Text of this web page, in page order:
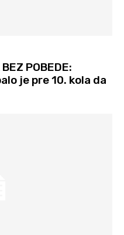
POBEDE:
je pre 10. kola da